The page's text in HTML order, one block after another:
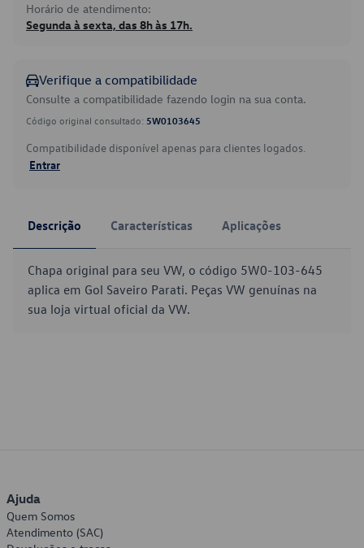
Horário de atendimento:
Segunda à sexta, das 8h às 17h.
Verifique a compatibilidade
Consulte a compatibilidade fazendo login na sua conta.
Código original consultado: 5W0103645
Compatibilidade disponível apenas para clientes logados.
Entrar
Descrição Características Aplicações
Chapa original para seu VW, o código 5W0-103-645
aplica em Gol Saveiro Parati. Peças VW genuínas na
sua loja virtual oficial da VW.
Ajuda
Quem Somos
Atendimento (SAC)